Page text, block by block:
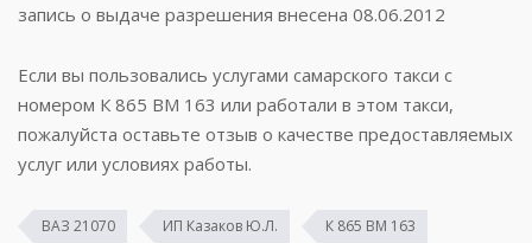
запись о выдаче разрешения внесена 08.06.2012
Если вы пользовались услугами самарского такси с
номером К 865 ВМ 163 или работали в этом такси,
пожалуйста оставьте отзыв о качестве предоставляемых
услуг или условиях работы.
ВАЗ 21070 ИП Казаков Ю.Л. К 865 ВМ 163